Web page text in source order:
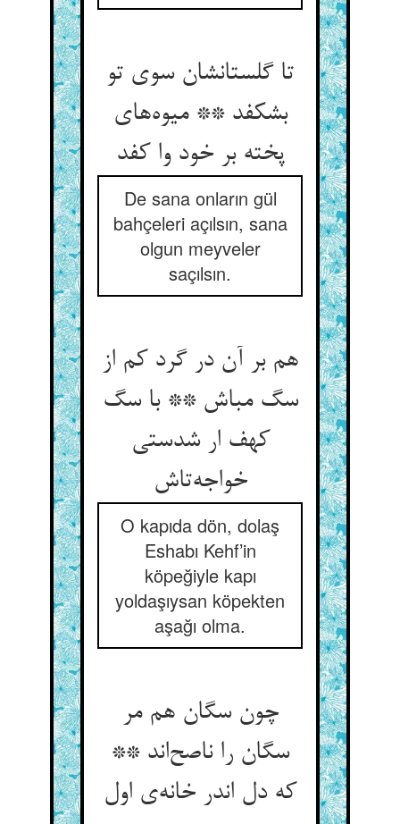
تا گلستانشان سوی تو
بشکفد ** میوه‌های
پخته بر خود وا کفد
De sana onların gül
bahçeleri açılsın, sana
olgun meyveler
saçılsın.
هم بر آن در گرد کم از
سگ مباش ** با سگ
کهف ار شدستی
خواجه‌تاش
O kapıda dön, dolaş
Eshabı Kehf’in
köpeğiyle kapı
yoldaşıysan köpekten
aşağı olma.
چون سگان هم مر
سگان را ناصح‌اند **
که دل اندر خانه‌ی اول